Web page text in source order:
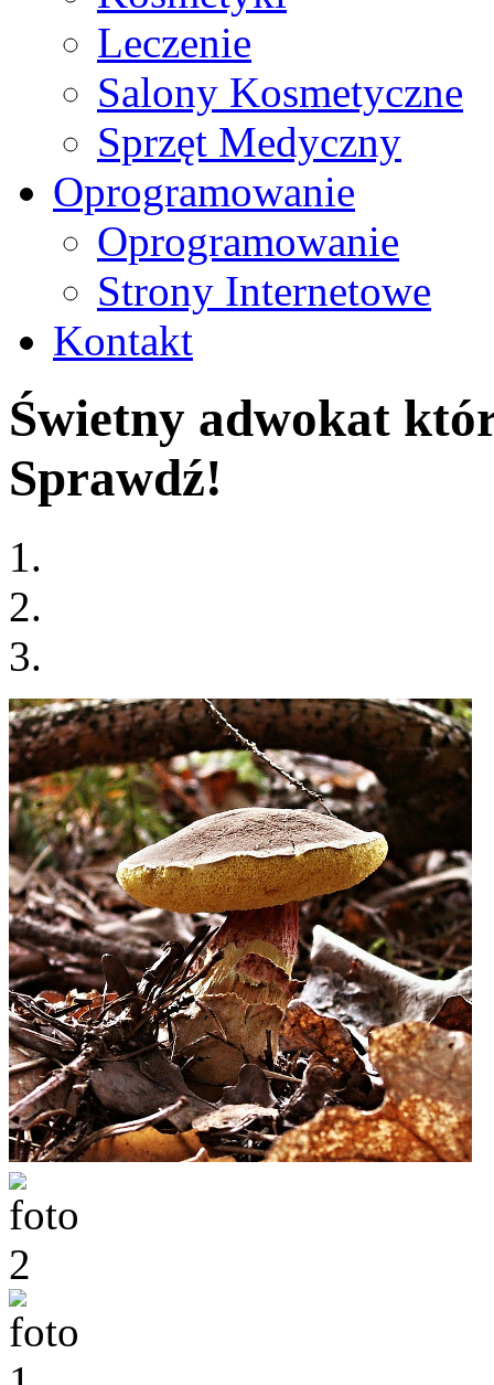
Leczenie
Salony Kosmetyczne
Sprzęt Medyczny
Oprogramowanie
Oprogramowanie
Strony Internetowe
Kontakt
Świetny adwokat
Sprawdź!